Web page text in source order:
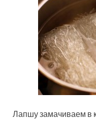
Лапшу замачиваем в